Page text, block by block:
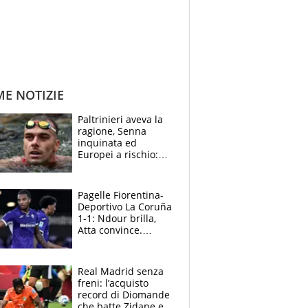
NOTIZIE
Paltrinieri aveva la
ragione, Senna
inquinata ed
Europei a rischio:
adesso
Pagelle Fiorentina-
Deportivo La Coruña
1-1: Ndour brilla,
Atta convince.
Real Madrid senza
freni: l’acquisto
record di Diomande